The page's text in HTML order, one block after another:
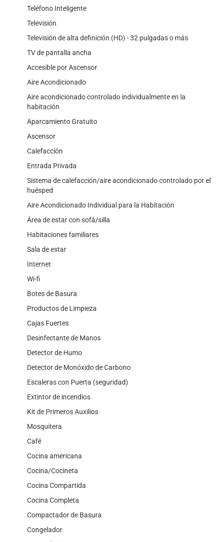
Teléfono Inteligente
Televisión
Televisión de alta definición (HD) - 32 pulgadas o más
TV de pantalla ancha
Accesible por Ascensor
Aire Acondicionado
Aire acondicionado controlado individualmente en la
habitación
Aparcamiento Gratuito
Ascensor
Calefacción
Entrada Privada
Sistema de calefacción/aire acondicionado controlado por el
huésped
Aire Acondicionado Individual para la Habitación
Área de estar con sofá/silla
Habitaciones familiares
Sala de estar
Internet
Wi-fi
Botes de Basura
Productos de Limpieza
Cajas Fuertes
Desinfectante de Manos
Detector de Humo
Detector de Monóxido de Carbono
Escaleras con Puerta (seguridad)
Extintor de incendios
Kit de Primeros Auxilios
Mosquitera
Café
Cocina americana
Cocina/Cocineta
Cocina Compartida
Cocina Completa
Compactador de Basura
Congelador